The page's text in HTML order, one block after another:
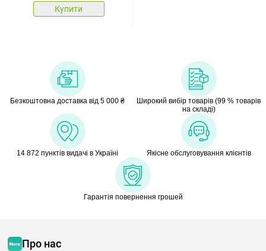
Купити
Безкоштовна доставка від 5 000 ₴
Широкий вибір товарів (99 % товарів
на складі)
14 872 пунктів видачі в Україні Якісне обслуговування клієнтів
Гарантія повернення грошей
Про нас